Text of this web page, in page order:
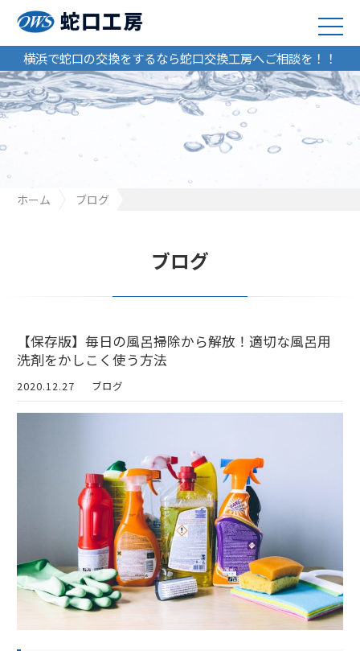
横浜で蛇口の交換をするなら蛇口交換工房へご相談を！！
ホーム
ブログ
ブログ
【保存版】毎日の風呂掃除から解放！適切な風呂用
洗剤をかしこく使う方法
2020.12.27 ブログ